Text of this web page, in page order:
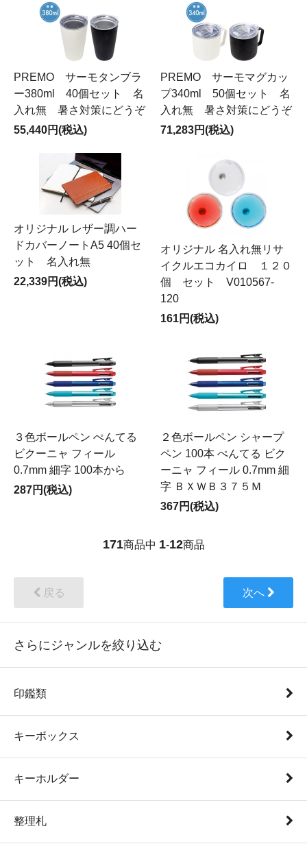
PREMO サーモタンブラ
ー380ml 40個セット 名
入れ無 暑さ対策にどうぞ
55,440円(税込)
PREMO サーモマグカッ
プ340ml 50個セット 名
入れ無 暑さ対策にどうぞ
71,283円(税込)
オリジナル レザー調ハー
ドカバーノートA5 40個セ
ット 名入れ無
22,339円(税込)
オリジナル 名入れ無リサ
イクルエコカイロ １２０
個 セット V010567-
120
161円(税込)
３色ボールペン ぺんてる
ビクーニャ フィール
0.7mm 細字 100本から
287円(税込)
２色ボールペン シャープ
ペン 100本 ぺんてる ビク
ーニャ フィール 0.7mm 細
字 ＢＸＷＢ３７５Ｍ
367円(税込)
171商品中 1-12商品
戻る 次へ
さらにジャンルを絞り込む
印鑑類
キーボックス
キーホルダー
整理札